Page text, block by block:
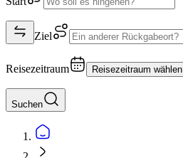
Ziel
Reisezeitraum Reisezeitraum wählen
Suchen